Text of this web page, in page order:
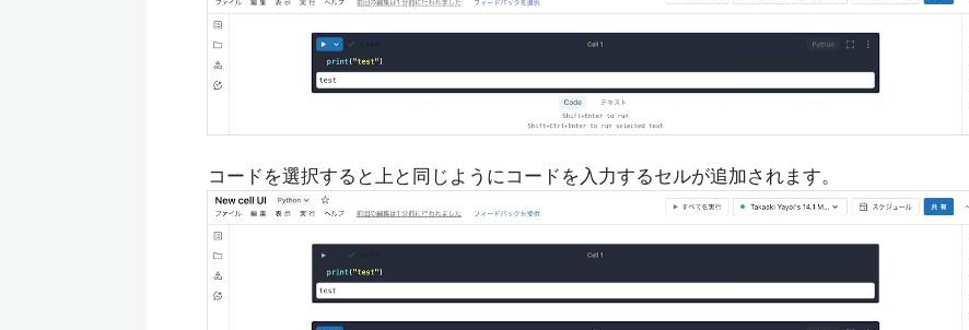
コードを選択すると上と同じようにコードを入力するセルが追加されます。